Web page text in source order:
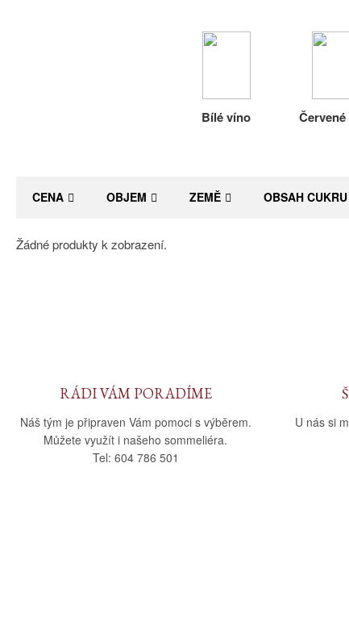
Bílé víno
CENA OBJEM ZEMĚ OBSAH CUKRU
Žádné produkty k zobrazení.
RÁDI VÁM PORADÍME
Náš tým je připraven Vám pomoci s výběrem.
Můžete využít i našeho sommeliéra.
Tel: 604 786 501
U nás si